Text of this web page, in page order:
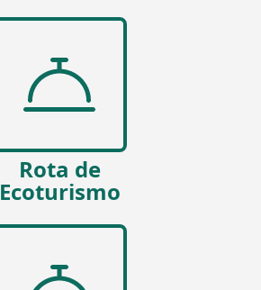
Rota de
Ecoturismo